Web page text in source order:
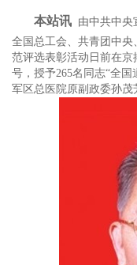
本站讯 由中共中央
全国总工会、共青团中
范评选表彰活动日前在京
号，授予265名同志“全
军区总医院原副政委孙茂